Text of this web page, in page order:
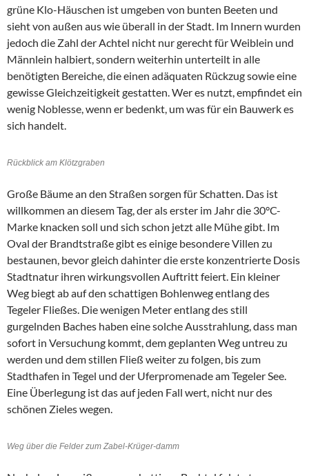
grüne Klo-Häuschen ist umgeben von bunten Beeten und
sieht von außen aus wie überall in der Stadt. Im Innern wurden
jedoch die Zahl der Achtel nicht nur gerecht für Weiblein und
Männlein halbiert, sondern weiterhin unterteilt in alle
benötigten Bereiche, die einen adäquaten Rückzug sowie eine
gewisse Gleichzeitigkeit gestatten. Wer es nutzt, empfindet ein
wenig Noblesse, wenn er bedenkt, um was für ein Bauwerk es
sich handelt.
Rückblick am Klötzgraben
Große Bäume an den Straßen sorgen für Schatten. Das ist
willkommen an diesem Tag, der als erster im Jahr die 30°C-
Marke knacken soll und sich schon jetzt alle Mühe gibt. Im
Oval der Brandtstraße gibt es einige besondere Villen zu
bestaunen, bevor gleich dahinter die erste konzentrierte Dosis
Stadtnatur ihren wirkungsvollen Auftritt feiert. Ein kleiner
Weg biegt ab auf den schattigen Bohlenweg entlang des
Tegeler Fließes. Die wenigen Meter entlang des still
gurgelnden Baches haben eine solche Ausstrahlung, dass man
sofort in Versuchung kommt, dem geplanten Weg untreu zu
werden und dem stillen Fließ weiter zu folgen, bis zum
Stadthafen in Tegel und der Uferpromenade am Tegeler See.
Eine Überlegung ist das auf jeden Fall wert, nicht nur des
schönen Zieles wegen.
Weg über die Felder zum Zabel-Krüger-damm